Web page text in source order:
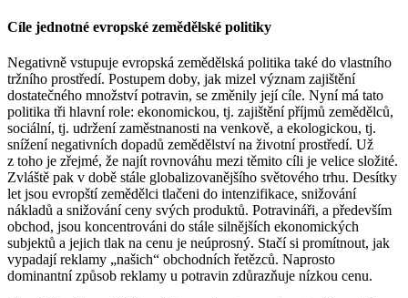
Cíle jednotné evropské zemědělské politiky
Negativně vstupuje evropská zemědělská politika také do vlastního
tržního prostředí. Postupem doby, jak mizel význam zajištění
dostatečného množství potravin, se změnily její cíle. Nyní má tato
politika tři hlavní role: ekonomickou, tj. zajištění příjmů zemědělců,
sociální, tj. udržení zaměstnanosti na venkově, a ekologickou, tj.
snížení negativních dopadů zemědělství na životní prostředí. Už
z toho je zřejmé, že najít rovnováhu mezi těmito cíli je velice složité.
Zvláště pak v době stále globalizovanějšího světového trhu. Desítky
let jsou evropští zemědělci tlačeni do intenzifikace, snižování
nákladů a snižování ceny svých produktů. Potravináři, a především
obchod, jsou koncentrováni do stále silnějších ekonomických
subjektů a jejich tlak na cenu je neúprosný. Stačí si promítnout, jak
vypadají reklamy „našich“ obchodních řetězců. Naprosto
dominantní způsob reklamy u potravin zdůrazňuje nízkou cenu.